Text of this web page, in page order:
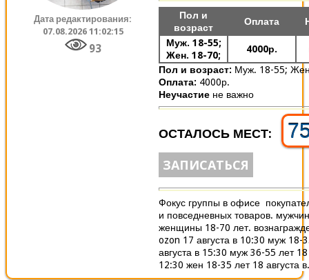
Дата редактирования:
07.08.2026 11:02:15
93
Пол и
возраст
Оплата
Муж. 18-55;
Жен. 18-70;
4000р.
Пол и возраст: Муж. 18-55;
Оплата: 4000р.
Неучастие не важно
ОСТАЛОСЬ МЕСТ:
ЗАПИСАТЬСЯ
Фокус группы в офисе
и повседневных товаров.
женщины 18-70 лет.
ozon 17 августа в 10:30 муж 18-
августа в 15:30 муж 36-55 лет 18
12:30 жен 18-35 лет 18 августа